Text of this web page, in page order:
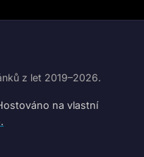
z let 2019–2026.
na vlastní